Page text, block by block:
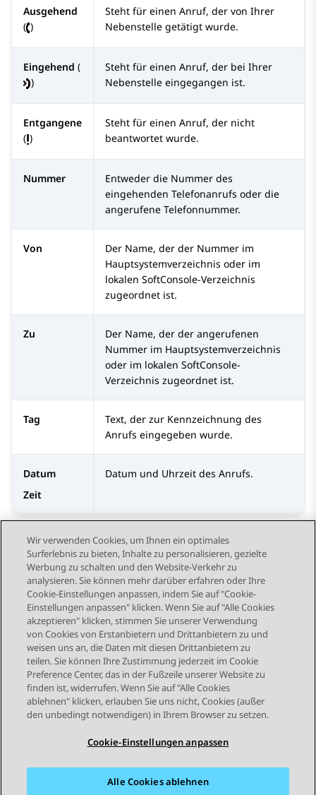
Ausgehend
( )
Steht für einen Anruf, der von Ihrer
Nebenstelle getätigt wurde.
Eingehend (
)
Steht für einen Anruf, der bei Ihrer
Nebenstelle eingegangen ist.
Entgangene
( )
Steht für einen Anruf, der nicht
beantwortet wurde.
Nummer
Entweder die Nummer des
eingehenden Telefonanrufs oder die
angerufene Telefonnummer.
Von
Der Name, der der Nummer im
Hauptsystemverzeichnis oder im
lokalen SoftConsole-Verzeichnis
zugeordnet ist.
Zu
Der Name, der der angerufenen
Nummer im Hauptsystemverzeichnis
oder im lokalen SoftConsole-
Verzeichnis zugeordnet ist.
Tag
Text, der zur Kennzeichnung des
Anrufs eingegeben wurde.
Datum
Zeit
Datum und Uhrzeit des Anrufs.
Send Feedback
Themennavigation
Vorheriges Thema Nächstes Thema
STAY CONNECTED
Wir verwenden Cookies, um Ihnen ein optimales
Surferlebnis zu bieten, Inhalte zu personalisieren, gezielte
Werbung zu schalten und den Website-Verkehr zu
analysieren. Sie können mehr darüber erfahren oder Ihre
Cookie-Einstellungen anpassen, indem Sie auf "Cookie-
Einstellungen anpassen" klicken. Wenn Sie auf "Alle Cookies
akzeptieren" klicken, stimmen Sie unserer Verwendung
von Cookies von Erstanbietern und Drittanbietern zu und
weisen uns an, die Daten mit diesen Drittanbietern zu
teilen. Sie können Ihre Zustimmung jederzeit im Cookie
Preference Center, das in der Fußzeile unserer Website zu
finden ist, widerrufen. Wenn Sie auf "Alle Cookies
ablehnen" klicken, erlauben Sie uns nicht, Cookies (außer
den unbedingt notwendigen) in Ihrem Browser zu setzen.
Cookie-Einstellungen anpassen
Alle Cookies ablehnen